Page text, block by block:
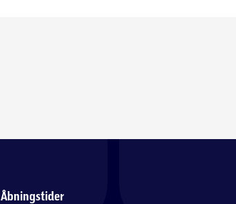
Åbningstider